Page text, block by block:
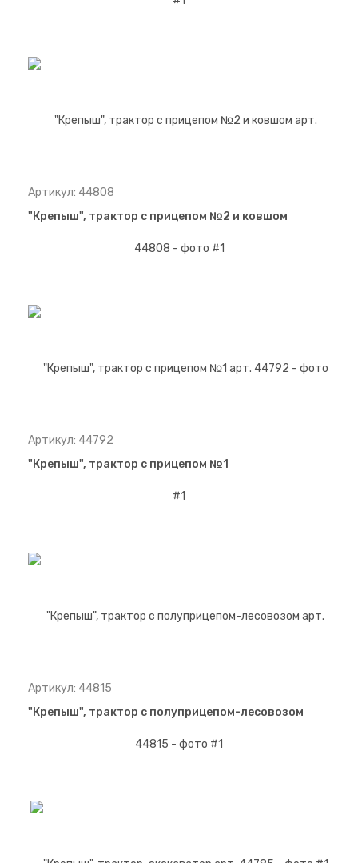
Артикул: 44808
"Крепыш", трактор с прицепом №2 и ковшом
Артикул: 44792
"Крепыш", трактор с прицепом №1
Артикул: 44815
"Крепыш", трактор с полуприцепом-лесовозом